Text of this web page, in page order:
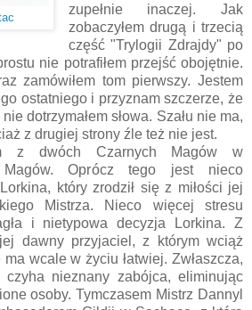
zupełnie inaczej. Jak
zobaczyłem drugą i trzecią
część "Trylogii Zdrajdy" po
nie potrafiłem przejść obojętnie.
zamówiłem tom pierwszy. Jestem
ostatniego i przyznam szczerze, że
dotrzymałem słowa. Szału nie ma,
z drugiej strony źle też nie jest.
z dwóch Czarnych Magów w
Magów. Oprócz tego jest nieco
który zrodził się z miłości jej
Mistrza. Nieco więcej stresu
i nietypowa decyzja Lorkina. Z
dawny przyjaciel, z którym wciąż
wcale w życiu łatwiej. Zwłaszcza,
nieznany zabójca, eliminując
osoby. Tymczasem Mistrz Dannyl